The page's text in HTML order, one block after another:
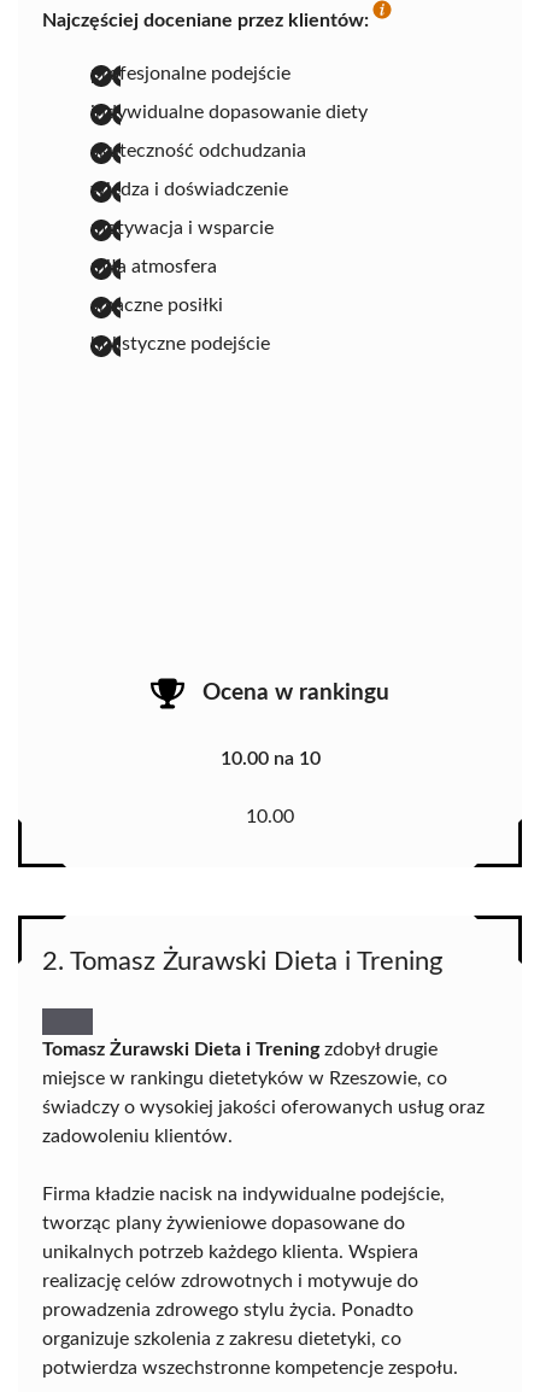
Najczęściej doceniane przez klientów:
profesjonalne podejście
indywidualne dopasowanie diety
skuteczność odchudzania
wiedza i doświadczenie
motywacja i wsparcie
miła atmosfera
smaczne posiłki
holistyczne podejście
Ocena w rankingu
10.00 na 10
10.00
2. Tomasz Żurawski Dieta i Trening
Tomasz Żurawski Dieta i Treningzdobył drugie
miejsce w rankingu dietetyków w Rzeszowie, co
świadczy o wysokiej jakości oferowanych usług oraz
zadowoleniu klientów.
Firma kładzie nacisk na indywidualne podejście,
tworząc plany żywieniowe dopasowane do
unikalnych potrzeb każdego klienta. Wspiera
realizację celów zdrowotnych i motywuje do
prowadzenia zdrowego stylu życia. Ponadto
organizuje szkolenia z zakresu dietetyki, co
potwierdza wszechstronne kompetencje zespołu.